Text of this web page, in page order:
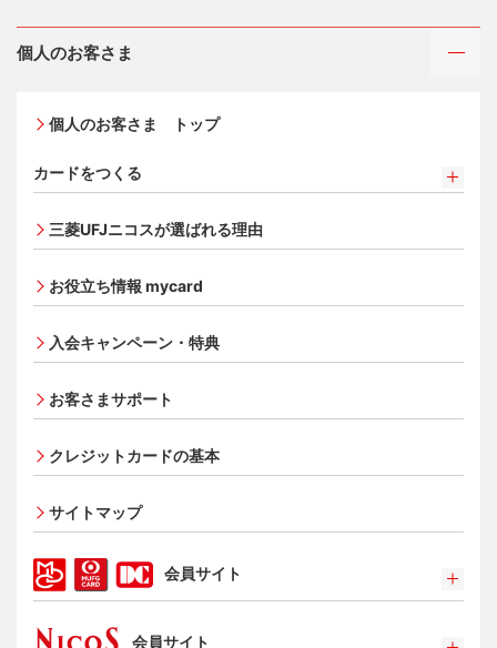
個人のお客さま
個人のお客さま トップ
カードをつくる
三菱ＵＦＪカード
三菱ＵＦＪカード・プラチナ・アメリカン・エキスプレ
オンライン入会申し込みの流れ
追加できるカード・機能
UnionPay（銀聯）カード
ETCカード
エクスプレス予約サービス（プラスEX会員）
タッチ決済
三菱UFJニコスが選ばれる理由
お役立ち情報 mycard
入会キャンペーン・特典
お客さまサポート
クレジットカードの基本
サイトマップ
会員サイト
特典・サービス会員サイト